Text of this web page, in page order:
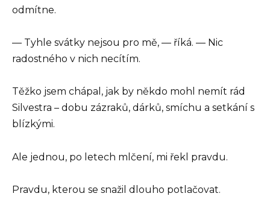
odmítne.
— Tyhle svátky nejsou pro mě, — říká. — Nic
radostného v nich necítím.
Těžko jsem chápal, jak by někdo mohl nemít rád
Silvestra – dobu zázraků, dárků, smíchu a setkání s
blízkými.
Ale jednou, po letech mlčení, mi řekl pravdu.
Pravdu, kterou se snažil dlouho potlačovat.